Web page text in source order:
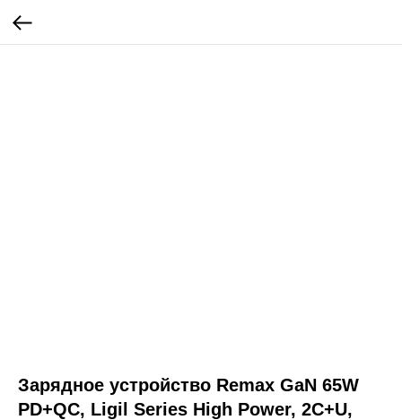
Зарядное устройство Remax GaN 65W
PD+QC, Ligil Series High Power, 2C+U,